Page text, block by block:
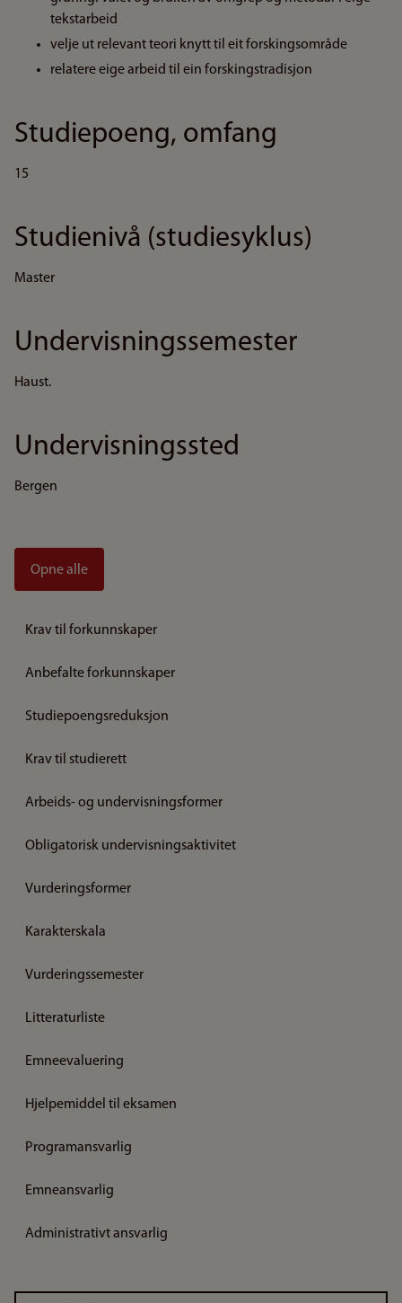
tekstarbeid
velje ut relevant teori knytt til eit forskingsområde
relatere eige arbeid til ein forskingstradisjon
Studiepoeng, omfang
15
Studienivå (studiesyklus)
Master
Undervisningssemester
Haust.
Undervisningssted
Bergen
Opne alle
Krav til forkunnskaper
Anbefalte forkunnskaper
Studiepoengsreduksjon
Krav til studierett
Arbeids- og undervisningsformer
Obligatorisk undervisningsaktivitet
Vurderingsformer
Karakterskala
Vurderingssemester
Litteraturliste
Emneevaluering
Hjelpemiddel til eksamen
Programansvarlig
Emneansvarlig
Administrativt ansvarlig